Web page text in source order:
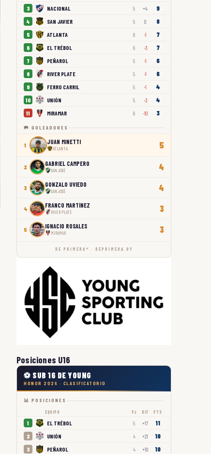
3 NACIONAL 5 +4 9
4 SAN JAVIER 5 0 8
5 ATLANTA 6 -1 7
6 EL TRÉBOL 6 -3 7
7 PEÑAROL 5 -1 6
8 RIVER PLATE 5 -1 6
9 FERRO CARRIL 5 -1 4
10 UNIÓN 5 -3 4
11 MIRAMAR 6 -10 3
🥅 GOLEADORES
1 JUAN MINETTI
ATLANTA 5
2 GABRIEL CAMPERO
SAN JOSÉ 4
3 GONZALO UVIEDO
SAN JOSÉ 4
4 FRANCO MARTÍNEZ
RIVER PLATE 3
5 IGNACIO ROSALES
MIRAMAR 3
DE PRIMERA™ · DEPRIMERA.UY
Posiciones U16
⚽ SUB 16 DE YOUNG
HONOR 2026 · CLASIFICATORIO
📊 POSICIONES
EQUIPO PJ DIF PTS
1 EL TRÉBOL 5 +17 11
2 UNIÓN 4 +21 10
3 PEÑAROL 4 +10 10